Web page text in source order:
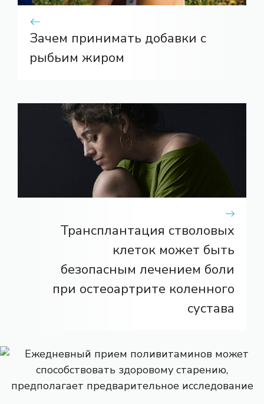
Зачем принимать добавки с
рыбьим жиром
Трансплантация стволовых
клеток может быть
безопасным лечением боли
при остеоартрите коленного
сустава